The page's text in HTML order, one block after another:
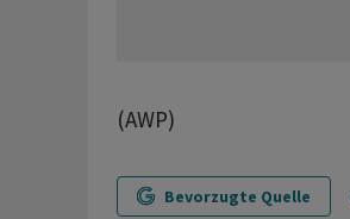
(AWP)
Bevorzugte Quelle